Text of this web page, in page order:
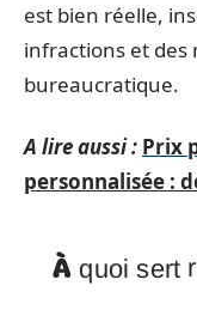
est bien réelle,
infractions et des
bureaucratique.
A lire aussi : Prix
personnalisée :
À quoi sert